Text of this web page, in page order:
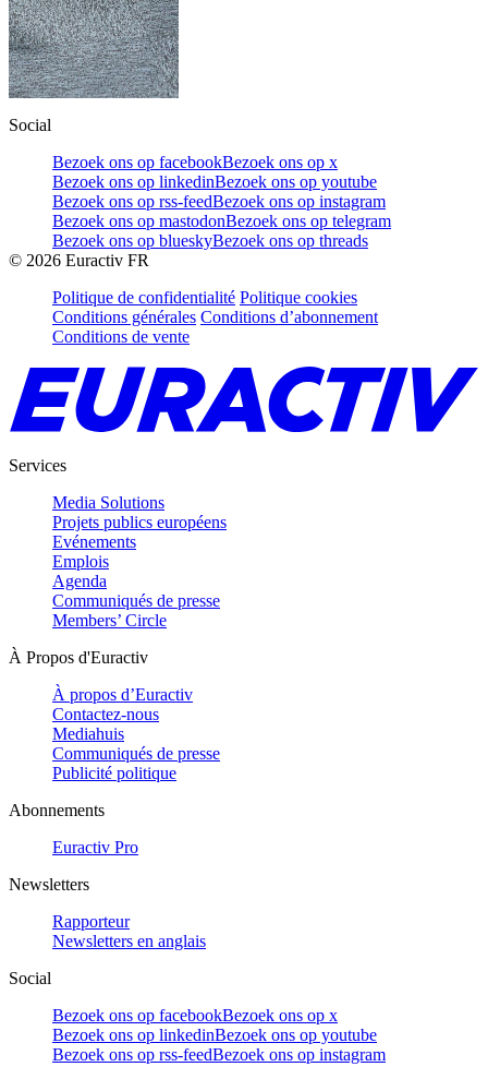
Social
Bezoek ons op facebookBezoek ons op x
Bezoek ons op linkedinBezoek ons op youtube
Bezoek ons op rss-feedBezoek ons op instagram
Bezoek ons op mastodonBezoek ons op telegram
Bezoek ons op blueskyBezoek ons op threads
© 2026 Euractiv FR
Politique de confidentialité Politique cookies
Conditions générales Conditions d’abonnement
Conditions de vente
Services
Media Solutions
Projets publics européens
Evénements
Emplois
Agenda
Communiqués de presse
Members’ Circle
À Propos d'Euractiv
À propos d’Euractiv
Contactez-nous
Mediahuis
Communiqués de presse
Publicité politique
Abonnements
Euractiv Pro
Newsletters
Rapporteur
Newsletters en anglais
Social
Bezoek ons op facebookBezoek ons op x
Bezoek ons op linkedinBezoek ons op youtube
Bezoek ons op rss-feedBezoek ons op instagram